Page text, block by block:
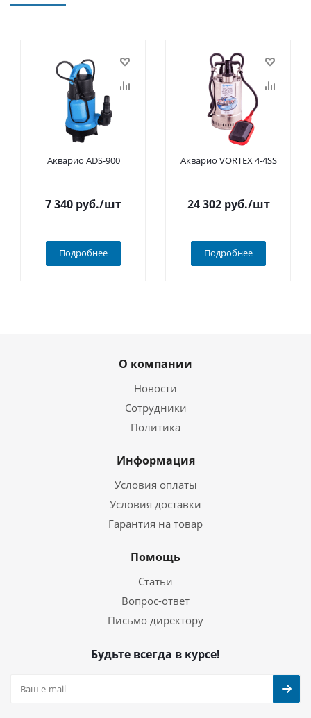
Акварио ADS-900
7 340 руб./шт
Подробнее
Акварио VORTEX 4-4SS
24 302руб./шт
Подробнее
О компании
Новости
Сотрудники
Политика
Информация
Условия оплаты
Условия доставки
Гарантия на товар
Помощь
Статьи
Вопрос-ответ
Письмо директору
Будьте всегда в курсе!